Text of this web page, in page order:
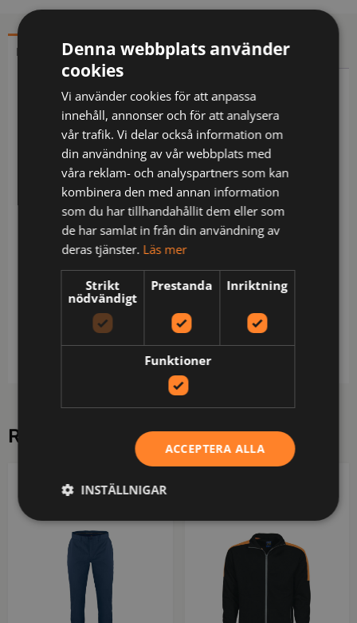
BESKRIVNING YTTERLIGARE INFORMATION
Beskrivning
Hoodie i spun-dyed polyester. Spun dye är en
miljövänligare infärgningsteknik som förbrukar
mindre vatten, energi och kemikalier än traditionell
metod. Förstärkningsmaterial på utsatta ställen
med smutsavvisande finish. Huva med dragsko.
Rymliga fickor fram med dragkedja. Bröstficka
stängs med dragkedja, inuti finns en D-ring för id-
Material: 100% polyester
Skötsel: Normal maskintvätt vid 60 grader,Blekning
är inte tillåtet,Torktumla ej,Stryk ej,Ej kemtvätt
RELATERADE PRODUKTER
Denna webbplats använder
cookies
Vi använder cookies för att anpassa
innehåll, annonser och för att analysera
vår trafik. Vi delar också information om
din användning av vår webbplats med
våra reklam- och analyspartners som kan
kombinera den med annan information
som du har tillhandahållit dem eller som
de har samlat in från din användning av
deras tjänster. Läs mer
Strikt
nödvändigt
Prestanda Inriktning
Funktioner
ACCEPTERA ALLA
INSTÄLLNIGAR